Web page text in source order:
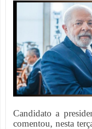
Candidato a
comentou, nesta